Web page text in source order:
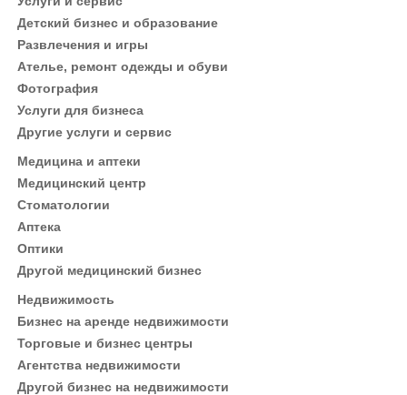
Детский бизнес и образование
Развлечения и игры
Ателье, ремонт одежды и обуви
Фотография
Услуги для бизнеса
Другие услуги и сервис
Медицина и аптеки
Медицинский центр
Стоматологии
Аптека
Оптики
Другой медицинский бизнес
Недвижимость
Бизнес на аренде недвижимости
Торговые и бизнес центры
Агентства недвижимости
Другой бизнес на недвижимости